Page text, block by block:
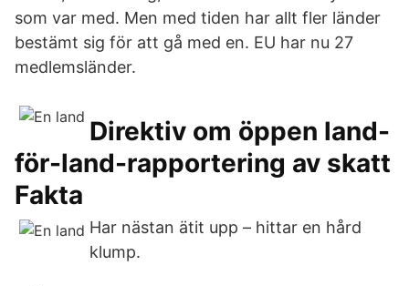
som var med. Men med tiden har allt fler länder
bestämt sig för att gå med en. EU har nu 27
medlemsländer.
Direktiv om öppen land-
för-land-rapportering av skatt
Fakta
Har nästan ätit upp – hittar en hård
klump.